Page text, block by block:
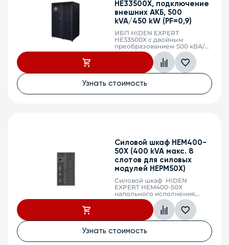
HE33500X, подключение
внешних АКБ, 500
kVA/450 kW (PF=0,9)
ИБП HIDEN EXPERT
HE33500X с двойным
преобразованием 500 кВА/
450 кВт, фаза 3:3, без
встроенных АКБ, ЗУ 159,6А
напряжение АКБ
±216/228/240/252/264 VDC
клеммный терминал, SNMP
слот
Узнать стоимость
Силовой шкаф HEM400-
50X (400 kVA макс. 8
слотов для силовых
модулей HEPM50X)
Силовой шкаф HIDEN
EXPERT HEM400-50X
напольного исполнения,
максимальная мощность
400кВА/400кВт, фаза 3:3 (8
слотов для силовых модулей
HEPM50X-Е), без встроенных
±216/228/240/252/264 VDC
(36/38/40/42/44 АКБ),
Узнать стоимость